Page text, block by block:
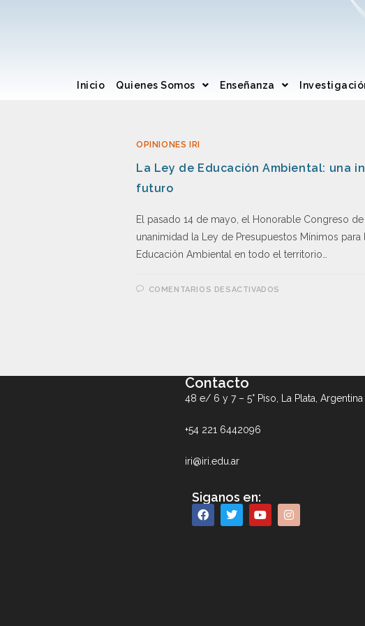
Inicio Quienes Somos Enseñanza
OPINIONES IRI
La Ley de Educación Ambiental: una
futuro
El pasado 14 de mayo, el Honorable Congreso
unanimidad la Ley de Presupuestos Mínimos
Educación Ambiental en todo el territorio…
COMENTARIOS DESACTIVADOS
Contacto
48 e/ 6 y 7 – 5° Piso, La Plata, Argentina
+54 221 6442096
iri@iri.edu.ar
Siganos en: